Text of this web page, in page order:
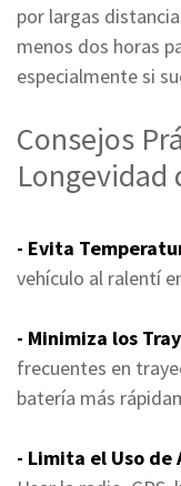
por largas
menos dos horas
especialmente si
Consejos
Longevidad
- Evita
vehículo al ralentí
- Minimiza los
frecuentes en
batería más
- Limita el Uso de